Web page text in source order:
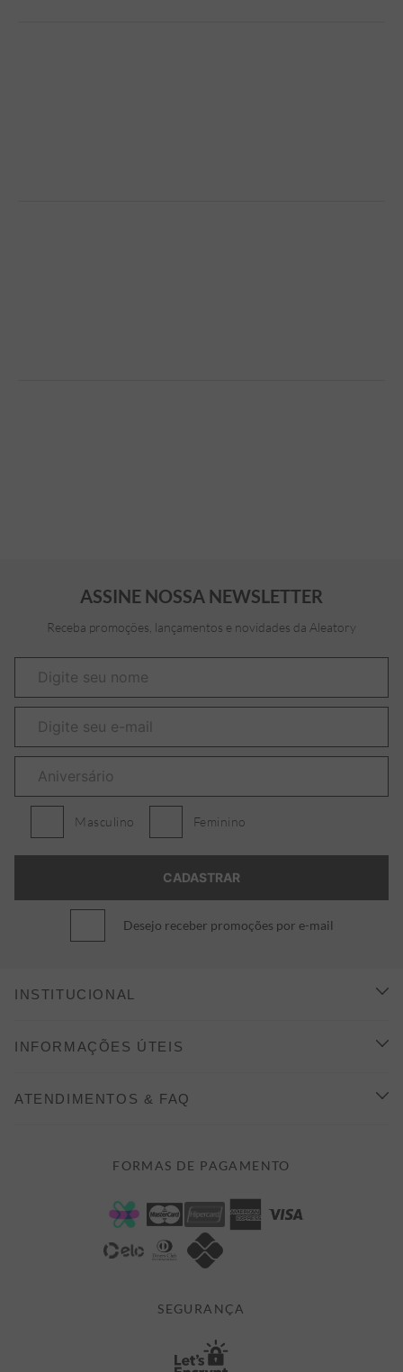
ASSINE NOSSA NEWSLETTER
Receba promoções, lançamentos e novidades da Aleatory
Masculino Feminino
Desejo receber promoções por e-mail
INSTITUCIONAL
CONHEÇA A ALEATORY
INFORMAÇÕES ÚTEIS
FORMAS DE PAGAMENTO
POLÍTICA DE PRIVACIDADE
ATENDIMENTOS & FAQ
ATENDIMENTO@ALEATORYSTORE.COM.BR
FORMAS DE PAGAMENTO
SEGURANÇA